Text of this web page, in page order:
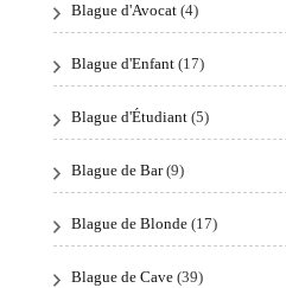
Blague d'Avocat (4)
Blague d'Enfant (17)
Blague d'Étudiant (5)
Blague de Bar(9)
Blague de Blonde (17)
Blague de Cave (39)